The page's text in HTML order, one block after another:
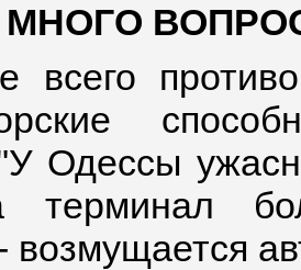
МНОГО
всего
Одессы
терминал
возмущается